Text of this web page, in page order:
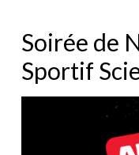
Soirée de
Sportif